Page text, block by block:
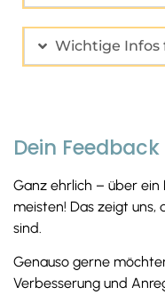
Wichtige Infos
Dein
Ganz ehrlich – über ein
meisten! Das zeigt
sind.
Genauso gerne
Verbesserung und